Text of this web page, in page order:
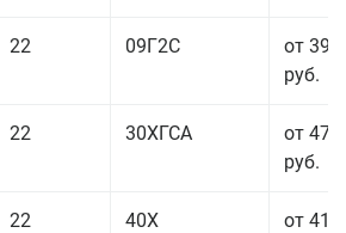
22 09Г2С
от 39
руб.
22 30ХГСА
от 47
руб.
22 40Х
от 41